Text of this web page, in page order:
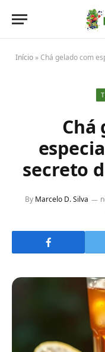
Início»Chá gelado com
Chá
secreto
By Marcelo D. Silva